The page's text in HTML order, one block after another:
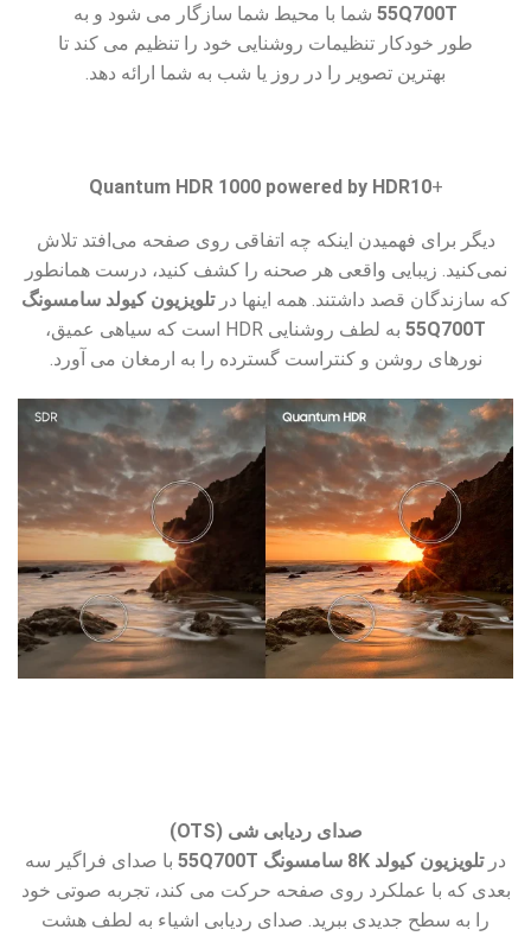
55Q700T شما با محیط شما سازگار می شود و به
طور خودکار تنظیمات روشنایی خود را تنظیم می کند تا
بهترین تصویر را در روز یا شب به شما ارائه دهد.
+
Quantum HDR 1000 powered by HDR10
دیگر برای فهمیدن اینکه چه اتفاقی روی صفحه می‌افتد تلاش
نمی‌کنید. زیبایی واقعی هر صحنه را کشف کنید، درست همانطور
که سازندگان قصد داشتند. همه اینها درتلویزیون کیولد سامسونگ
55Q700T
به لطف روشنایی HDR است که سیاهی عمیق،
نورهای روشن و کنتراست گسترده را به ارمغان می آورد.
صدای ردیابی شی (OTS)
درتلویزیون کیولد 8K سامسونگ 55Q700T
با صدای فراگیر سه
بعدی که با عملکرد روی صفحه حرکت می کند، تجربه صوتی خود
را به سطح جدیدی ببرید. صدای ردیابی اشیاء به لطف هشت